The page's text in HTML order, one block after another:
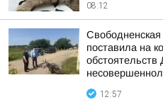
08:12
Свободненская
поставила на
обстоятельств
12:57